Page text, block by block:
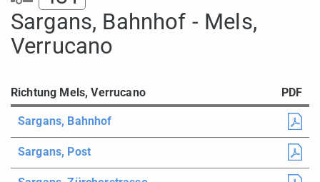
Sargans, Bahnhof - Mels,
Verrucano
Richtung Mels, Verrucano PDF
Sargans, Bahnhof
Sargans, Post